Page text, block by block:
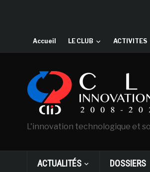
Accueil LE CLUB ACTIVITES
L'innovation technologique et
ACTUALITÉS DOSSIERS